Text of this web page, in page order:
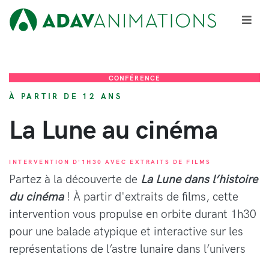
CONFÉRENCE
À PARTIR DE 12 ANS
La Lune au cinéma
INTERVENTION D'1H30 AVEC EXTRAITS DE FILMS
Partez à la découverte de La Lune dans l’histoire
du cinéma! À partir d'extraits de films, cette
intervention vous propulse en orbite durant 1h30
pour une balade atypique et interactive sur les
représentations de l’astre lunaire dans l’univers